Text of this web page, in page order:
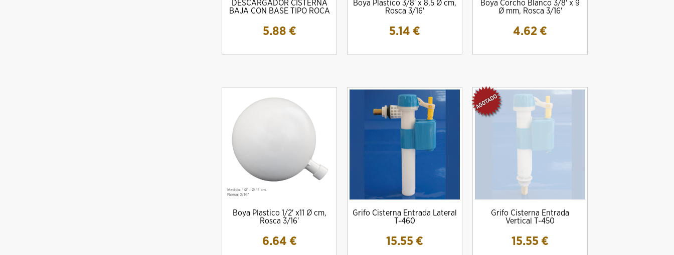
DESCARGADOR CISTERNA
BAJA CON BASE TIPO ROCA
5.88 €
Boya Plastico 3/8' x 8,5 Ø cm,
Rosca 3/16'
5.14 €
Boya Corcho Blanco 3/8' x 9
Ø mm, Rosca 3/16'
4.62 €
Boya Plastico 1/2' x11 Ø cm,
Rosca 3/16'
6.64 €
Grifo Cisterna Entrada Lateral
T-460
15.55 €
Grifo Cisterna Entrada
Vertical T-450
15.55 €